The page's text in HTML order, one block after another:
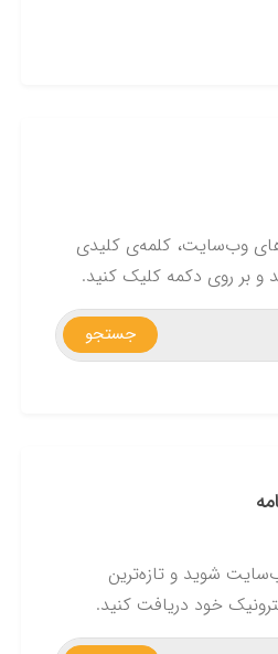
وب‌سایت، کلمه‌ی کلیدی
و بر روی دکمه کلیک کنید.
جستجو
شوید و تازه‌ترین
خود دریافت کنید.